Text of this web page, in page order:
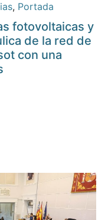
, Portada
fotovoltaicas y
de la red de
con una